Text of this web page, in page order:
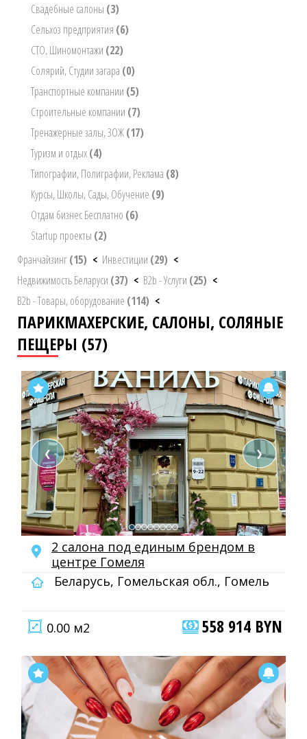
Свадебные салоны (3)
Сельхоз предприятия (6)
СТО, Шиномонтажи (22)
Солярий, Студии загара (0)
Транспортные компании (5)
Строительные компании (7)
Тренажерные залы, ЗОЖ(17)
Туризм и отдых(4)
Типографии, Полиграфии, Реклама (8)
Курсы, Школы, Сады, Обучение (9)
Отдам бизнес Бесплатно (6)
Startup проекты (2)
Франчайзинг(15) < Инвестиции (29) <
Недвижимость Беларуси (37) < B2b - Услуги (25) <
B2b - Товары, оборудование (114) <
ПАРИКМАХЕРСКИЕ, САЛОНЫ, СОЛЯНЫЕ
ПЕЩЕРЫ (57)
❮ ❯
2 салона под единым брендом в
центре Гомеля
Беларусь, Гомельская обл., Гомель
0.00 м2 558 914 BYN